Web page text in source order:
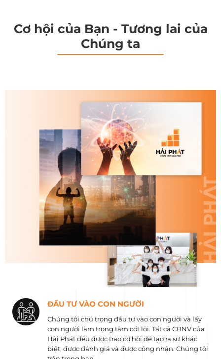
Cơ hội của Bạn - Tương lai của
Chúng ta
ĐẦU TƯ VÀO CON NGƯỜI
Chúng tôi chú trọng đầu tư vào con người và lấy
con người làm trọng tâm cốt lõi. Tất cả CBNV của
Hải Phát đều được trao cơ hội để tạo ra sự khác
biệt, được đánh giá và được công nhận. Chúng tôi